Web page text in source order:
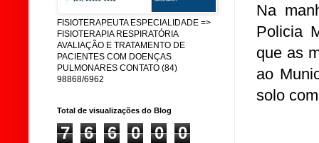
Na
Policia
que as
ao
solo
FISIOTERAPEUTA ESPECIALIDADE =>
FISIOTERAPIA RESPIRATÓRIA
AVALIAÇÃO E TRATAMENTO DE
PACIENTES COM DOENÇAS
PULMONARES CONTATO (84)
98868/6962
Total de visualizações do Blog
7 6 6 0 0
0